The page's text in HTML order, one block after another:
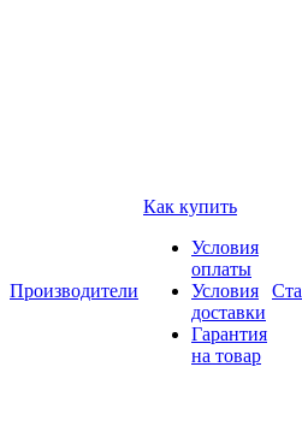
Производители
Как купить
Условия
оплаты
Условия
доставки
Гарантия
на товар